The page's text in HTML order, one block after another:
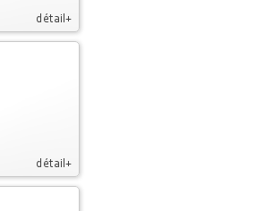
détail+
détail+